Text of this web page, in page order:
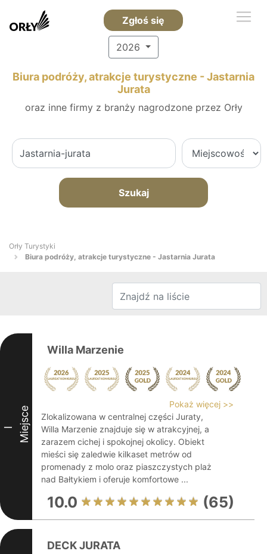
Zgłoś się
2026
Biura podróży, atrakcje turystyczne - Jastarnia
Jurata
oraz inne firmy z branży nagrodzone przez Orły
Szukaj
Orły Turystyki
Biura podróży, atrakcje turystyczne - Jastarnia Jurata
I Miejsce
Willa Marzenie
Pokaż więcej >>
Zlokalizowana w centralnej części Juraty,
Willa Marzenie znajduje się w atrakcyjnej, a
zarazem cichej i spokojnej okolicy. Obiekt
mieści się zaledwie kilkaset metrów od
promenady z molo oraz piaszczystych plaż
nad Bałtykiem i oferuje komfortowe ...
10.0 (65)
DECK JURATA